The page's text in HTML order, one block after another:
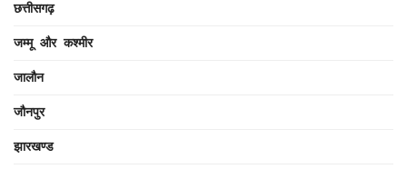
छत्तीसगढ़
जम्मू और कश्मीर
जालौन
जौनपुर
झारखण्ड